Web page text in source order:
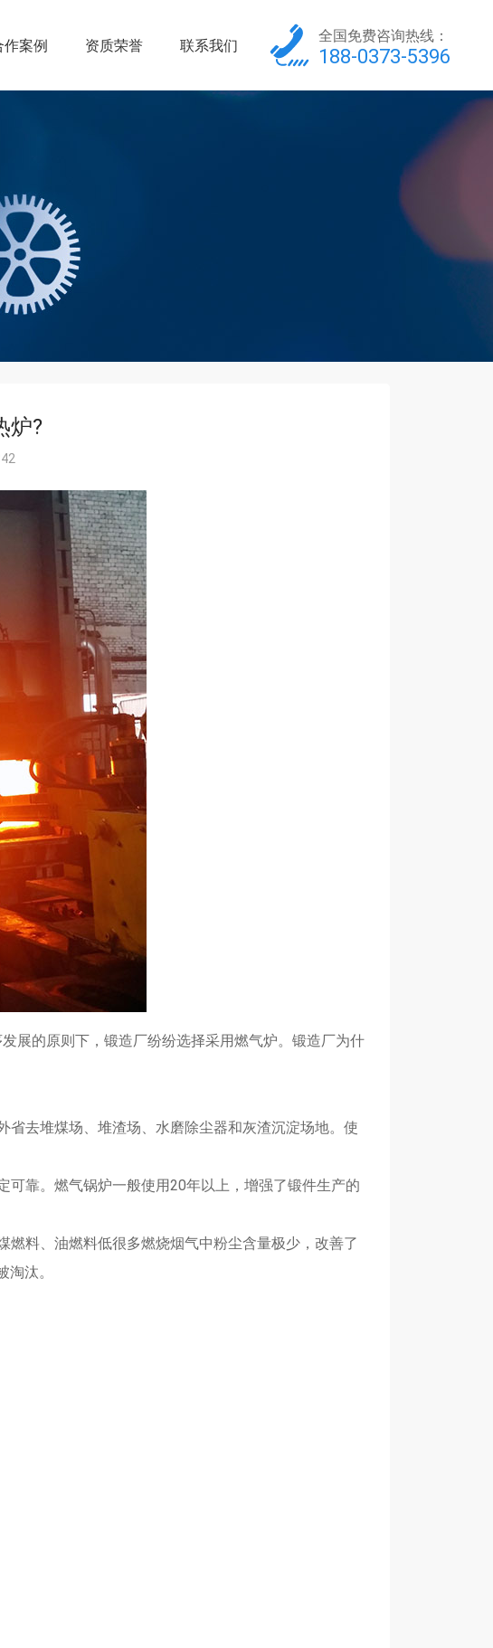
作案例 资质荣誉 联系我们
全国免费咨询热线：
188-0373-5396
炉?
展的原则下，锻造厂纷纷选择采用燃气炉。锻造厂为什
去堆煤场、堆渣场、水磨除尘器和灰渣沉淀场地。使
靠。燃气锅炉一般使用20年以上，增强了锻件生产的
料、油燃料低很多燃烧烟气中粉尘含量极少，改善了
汰。